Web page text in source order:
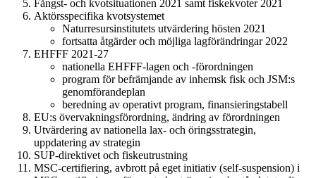
Fångst- och kvotsituationen 2021 samt fiskekvoter 2021
Aktörsspecifika kvotsystemet
Naturresursinstitutets utvärdering hösten 2021
fortsatta åtgärder och möjliga lagförändringar 2022
EHFFF 2021-27
nationella EHFFF-lagen och -förordningen
program för befrämjande av inhemsk fisk och JSM:s
genomförandeplan
beredning av operativt program, finansieringstabell
EU:s övervakningsförordning, ändring av förordningen
Utvärdering av nationella lax- och öringsstrategin,
uppdatering av strategin
SUP-direktivet och fiskeutrustning
MSC-certifiering, avbrott på eget initiativ (self-suspension) i